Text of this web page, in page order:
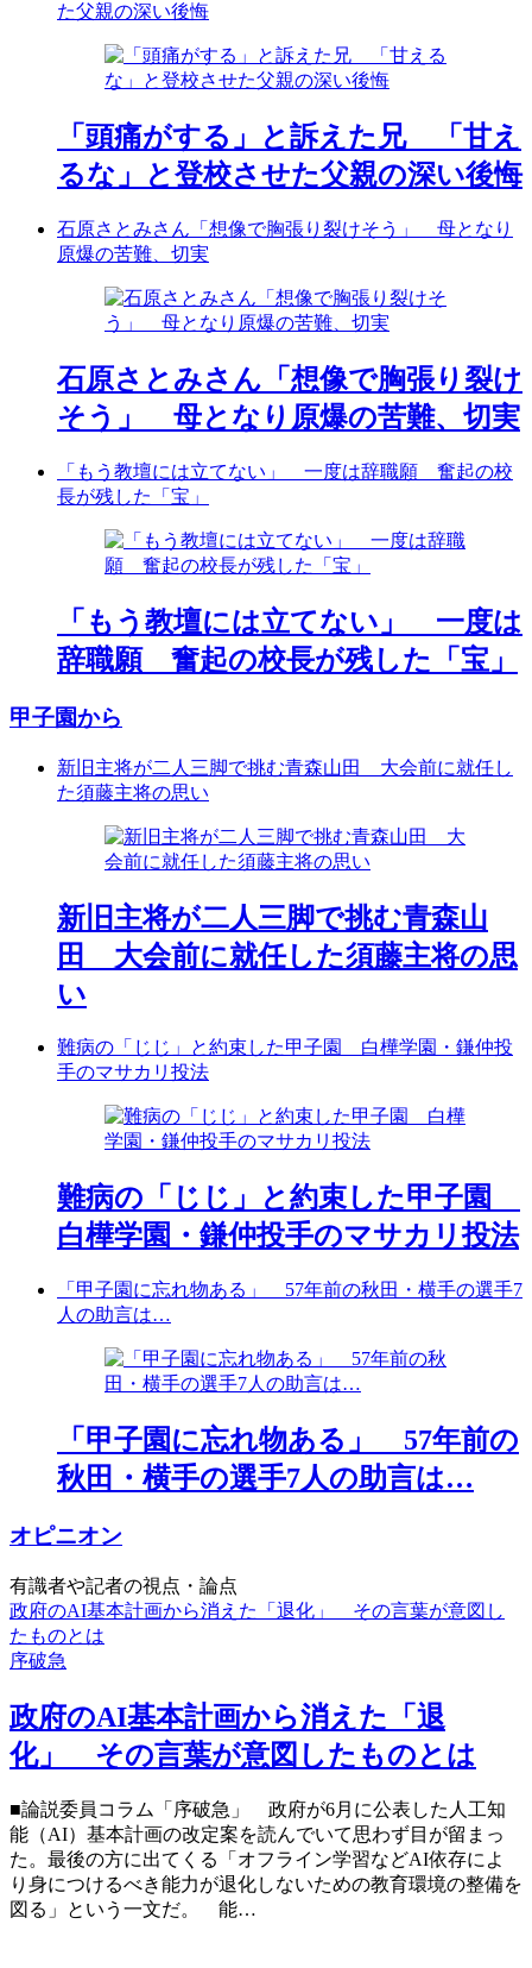
た父親の深い後悔
「頭痛がする」と訴えた兄 「甘え
るな」と登校させた父親の深い後悔
石原さとみさん「想像で胸張り裂けそう」 母となり
原爆の苦難、切実
石原さとみさん「想像で胸張り裂け
そう」 母となり原爆の苦難、切実
「もう教壇には立てない」 一度は辞職願 奮起の校
長が残した「宝」
「もう教壇には立てない」 一度は
辞職願 奮起の校長が残した「宝」
甲子園から
新旧主将が二人三脚で挑む青森山田 大会前に就任し
た須藤主将の思い
新旧主将が二人三脚で挑む青森山
田 大会前に就任した須藤主将の思
い
難病の「じじ」と約束した甲子園 白樺学園・鎌仲投
手のマサカリ投法
難病の「じじ」と約束した甲子園
白樺学園・鎌仲投手のマサカリ投法
「甲子園に忘れ物ある」 57年前の秋田・横手の選手7
人の助言は…
「甲子園に忘れ物ある」 57年前の
秋田・横手の選手7人の助言は…
オピニオン
有識者や記者の視点・論点
政府のAI基本計画から消えた「退化」 その言葉が意図し
たものとは
序破急
政府のAI基本計画から消えた「退
化」 その言葉が意図したものとは
■論説委員コラム「序破急」 政府が6月に公表した人工知
能（AI）基本計画の改定案を読んでいて思わず目が留まっ
た。最後の方に出てくる「オフライン学習などAI依存によ
り身につけるべき能力が退化しないための教育環境の整備を
図る」という一文だ。 能…